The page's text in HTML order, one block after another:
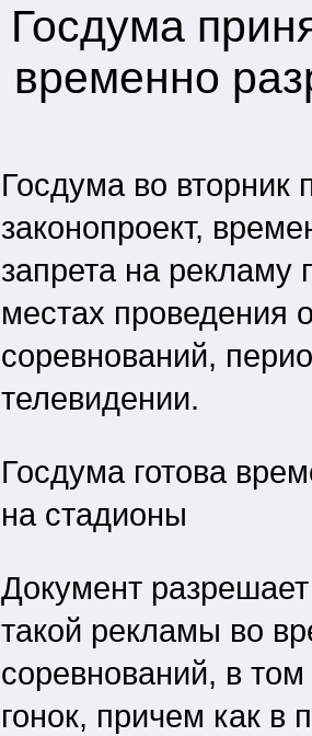
Госдума
временно
Госдума во вторник
законопроект,
запрета на рекламу
местах проведения
соревнований,
телевидении.
Госдума готова
на стадионы
Документ
такой рекламы во
соревнований, в
гонок, причем как в